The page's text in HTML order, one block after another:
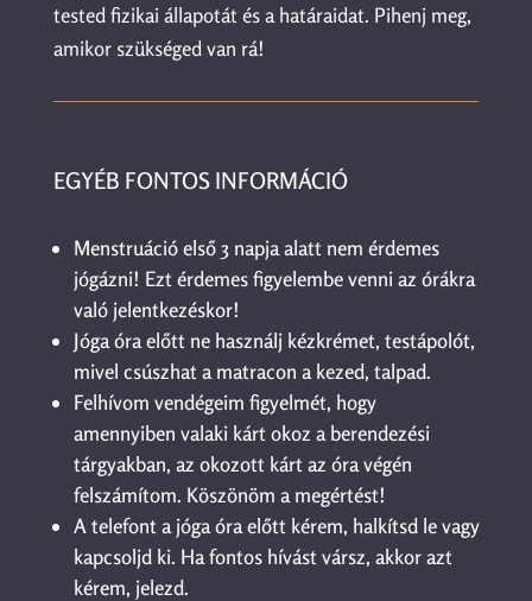
tested fizikai állapotát és a határaidat. Pihenj meg,
amikor szükséged van rá!
EGYÉB FONTOS INFORMÁCIÓ
Menstruáció első 3 napja alatt nem érdemes
jógázni! Ezt érdemes figyelembe venni az órákra
való jelentkezéskor!
Jóga óra előtt ne használj kézkrémet, testápolót,
mivel csúszhat a matracon a kezed, talpad.
Felhívom vendégeim figyelmét, hogy
amennyiben valaki kárt okoz a berendezési
tárgyakban, az okozott kárt az óra végén
felszámítom. Köszönöm a megértést!
A telefont a jóga óra előtt kérem, halkítsd le vagy
kapcsoljd ki. Ha fontos hívást vársz, akkor azt
kérem, jelezd.